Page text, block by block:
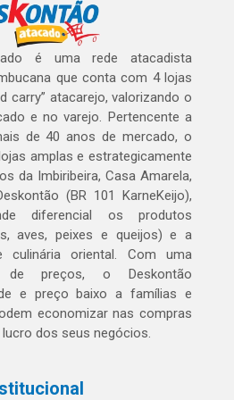
é uma rede atacadista
que conta com 4 lojas
carry” atacarejo, valorizando o
e no varejo. Pertencente a
de 40 anos de mercado, o
amplas e estrategicamente
da Imbiribeira, Casa Amarela,
(BR 101 KarneKeijo),
diferencial os produtos
aves, peixes e queijos) e a
culinária oriental. Com uma
de preços, o Deskontão
e preço baixo a famílias e
economizar nas compras
dos seus negócios.